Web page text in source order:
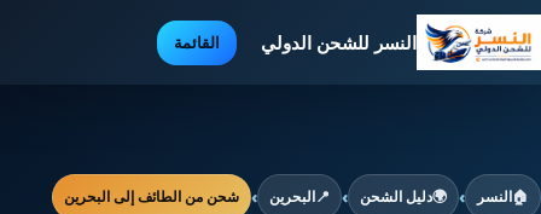
النسر للشحن الدولي القائمة
🏠النسر ›
🌍دليل الشحن ›
📍البحرين › شحن من الطائف إلى البحرين